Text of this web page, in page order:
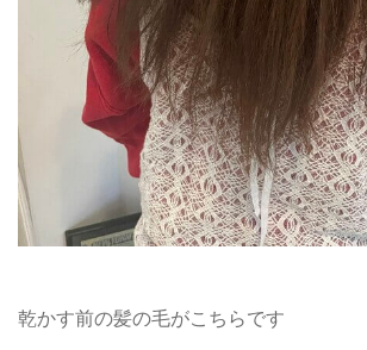
乾かす前の髪の毛がこちらです